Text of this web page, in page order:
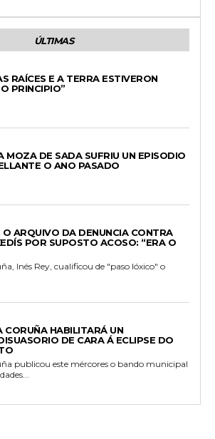
ÚLTIMAS
RAÍCES E A TERRA ESTIVERON
PRINCIPIO”
MOZA DE SADA SUFRIU UN EPISODIO
O ANO PASADO
O ARQUIVO DA DENUNCIA CONTRA
POR SUPOSTO ACOSO: “ERA O
Inés Rey, cualificou de "paso lóxico" o
CORUÑA HABILITARÁ UN
DE CARA Á ECLIPSE DO
publicou este mércores o bando municipal